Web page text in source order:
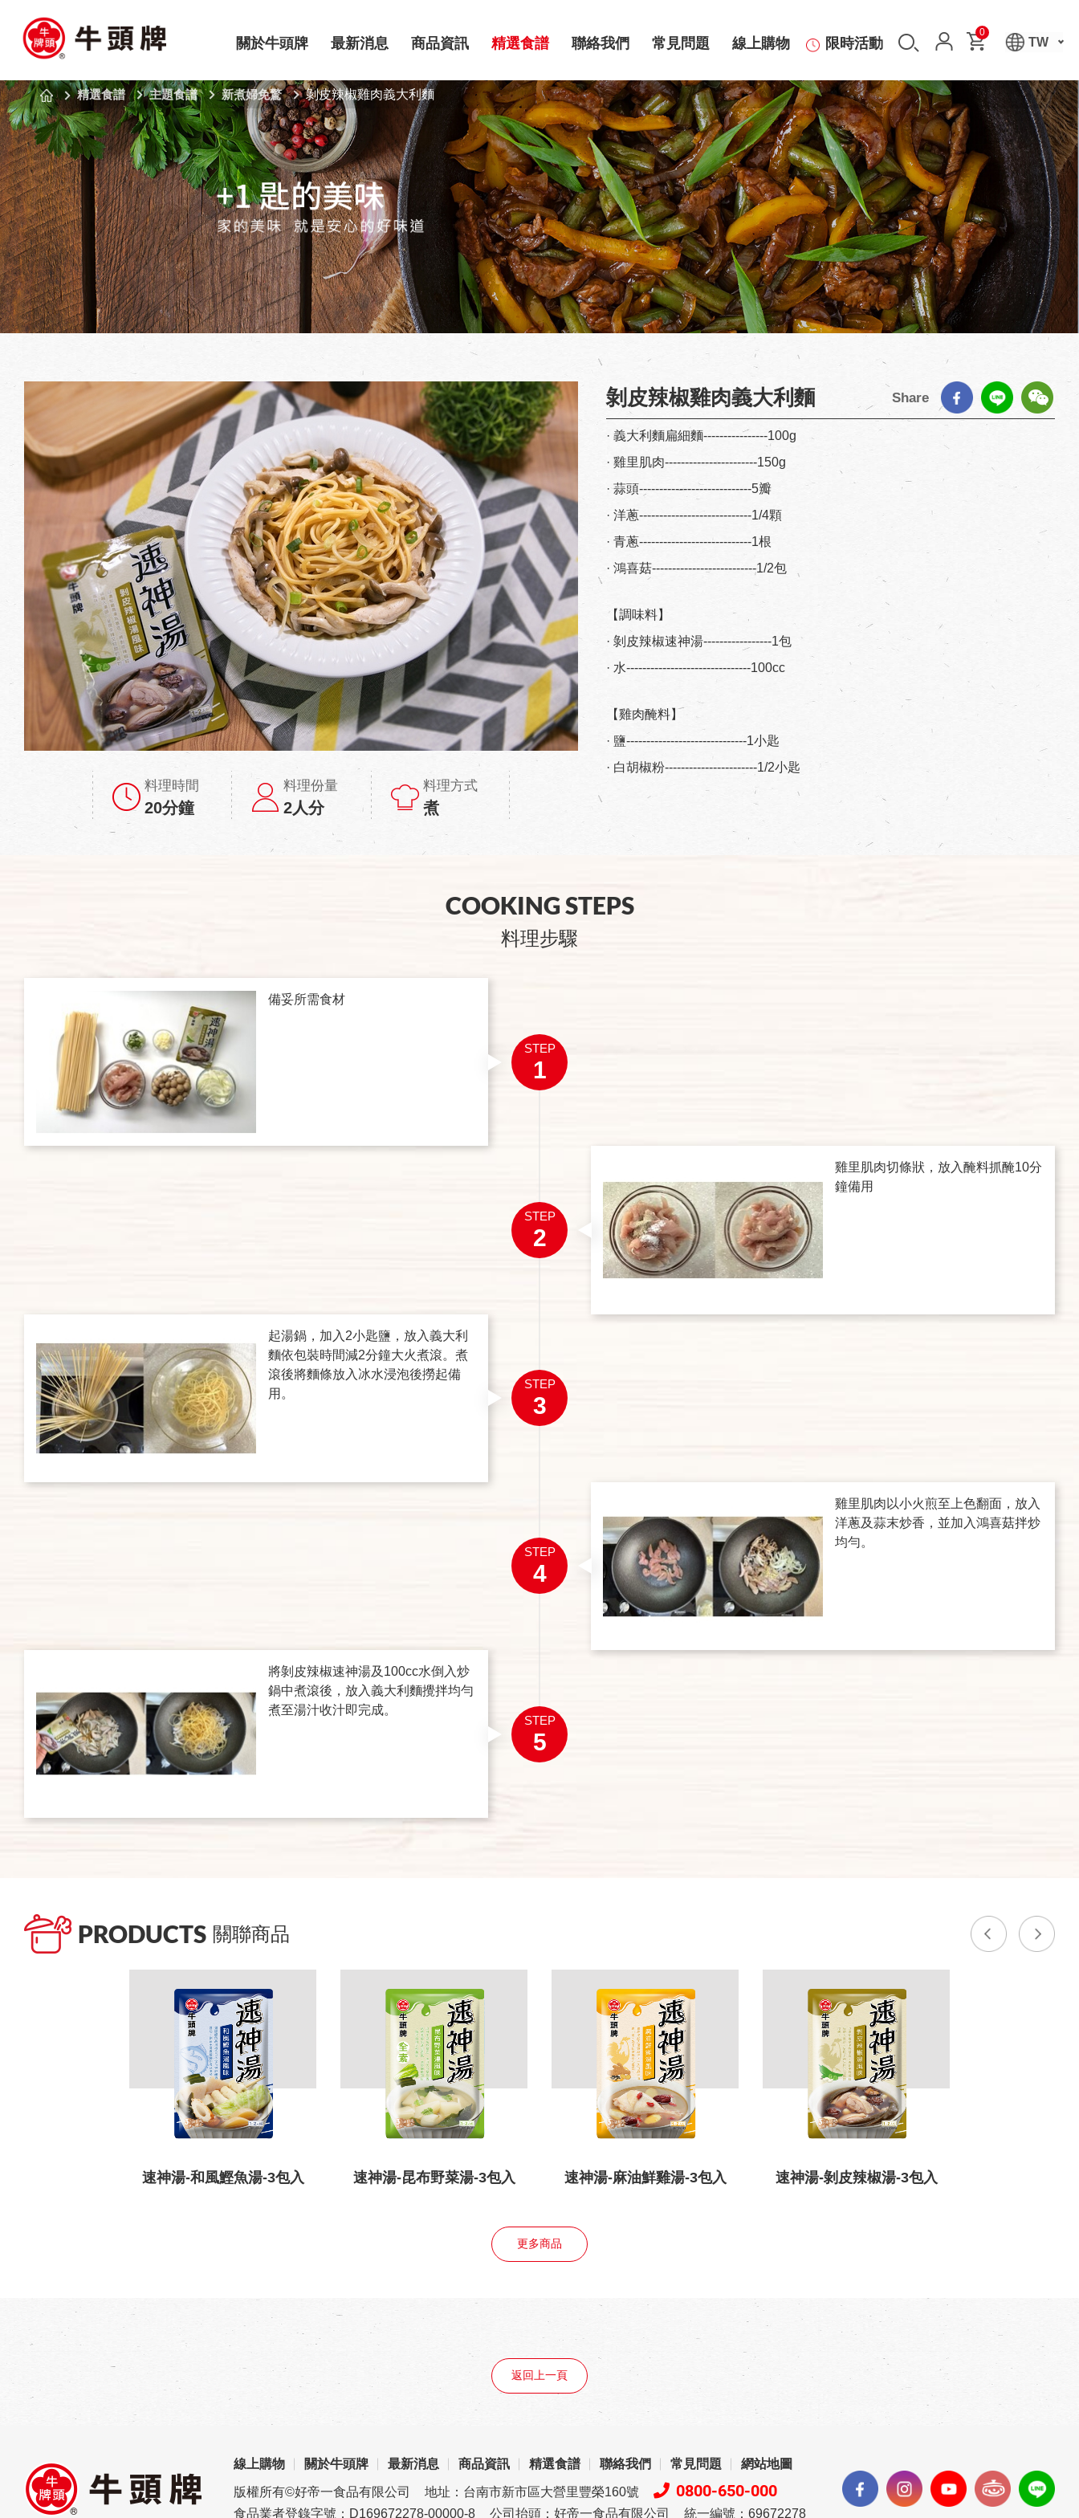
關於牛頭牌 最新消息 商品資訊 精選食譜 聯絡我們 常見問題 線上購物 限時活動 TW
0
精選食譜 主題食譜 新煮婦免驚 剝皮辣椒雞肉義大利麵
料理時間
20分鐘
料理份量
2人分
料理方式
煮
剝皮辣椒雞肉義大利麵 Share
· 義大利麵扁細麵----------------100g
· 雞里肌肉-----------------------150g
· 蒜頭----------------------------5瓣
· 洋蔥----------------------------1/4顆
· 青蔥----------------------------1根
· 鴻喜菇--------------------------1/2包
【調味料】
· 剝皮辣椒速神湯-----------------1包
· 水-------------------------------100cc
【雞肉醃料】
· 鹽------------------------------1小匙
· 白胡椒粉-----------------------1/2小匙
COOKING STEPS
料理步驟
STEP
1
備妥所需食材
STEP
2
雞里肌肉切條狀，放入醃料抓醃10分
鐘備用
STEP
3
起湯鍋，加入2小匙鹽，放入義大利
麵依包裝時間減2分鐘大火煮滾。煮
滾後將麵條放入冰水浸泡後撈起備
用。
STEP
4
雞里肌肉以小火煎至上色翻面，放入
洋蔥及蒜末炒香，並加入鴻喜菇拌炒
均勻。
STEP
5
將剝皮辣椒速神湯及100cc水倒入炒
鍋中煮滾後，放入義大利麵攪拌均勻
煮至湯汁收汁即完成。
PRODUCTS 關聯商品
速神湯-和風鰹魚湯-3包入 速神湯-昆布野菜湯-3包入 速神湯-麻油鮮雞湯-3包入 速神湯-剝皮辣椒湯-3包入
更多商品
返回上一頁
線上購物 關於牛頭牌 最新消息 商品資訊 精選食譜 聯絡我們 常見問題 網站地圖
版權所有©好帝一食品有限公司 地址：台南市新市區大營里豐榮160號 0800-650-000
食品業者登錄字號：D169672278-00000-8 公司抬頭：好帝一食品有限公司 統一編號：69672278